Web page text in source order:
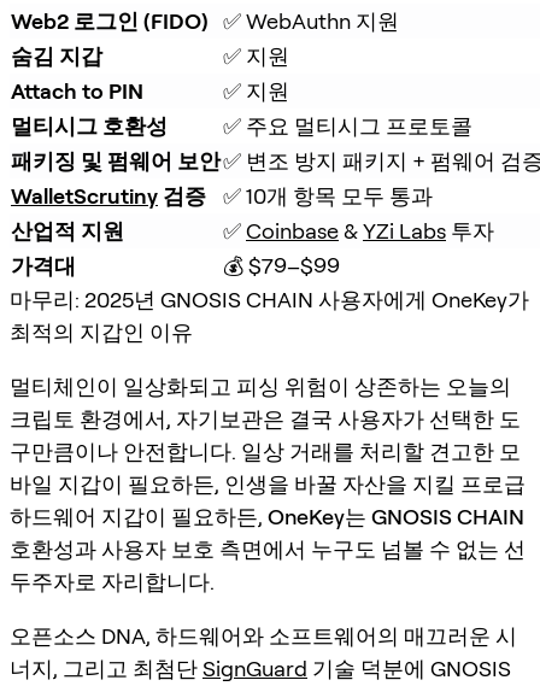
Web2 로그인 (FIDO)
✅ WebAuthn 지원
숨김 지갑
✅ 지원
Attach to PIN
✅ 지원
멀티시그 호환성
✅ 주요 멀티시그 프로토콜
패키징 및 펌웨어 보안✅ 변조 방지 패키지 + 펌웨어 검
WalletScrutiny 검증
✅ 10개 항목 모두 통과
산업적 지원
✅ Coinbase & YZi Labs 투자
가격대
💰 $79–$99
마무리: 2025년 GNOSIS CHAIN 사용자에게 OneKey가
최적의 지갑인 이유
멀티체인이 일상화되고 피싱 위험이 상존하는 오늘의
크립토 환경에서, 자기보관은 결국 사용자가 선택한 도
구만큼이나 안전합니다. 일상 거래를 처리할 견고한 모
바일 지갑이 필요하든, 인생을 바꿀 자산을 지킬 프로급
하드웨어 지갑이 필요하든, OneKey는 GNOSIS CHAIN
호환성과 사용자 보호 측면에서 누구도 넘볼 수 없는 선
두주자로 자리합니다.
오픈소스 DNA, 하드웨어와 소프트웨어의 매끄러운 시
너지, 그리고 최첨단SignGuard 기술 덕분에 GNOSIS